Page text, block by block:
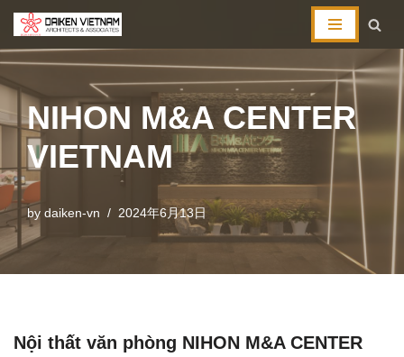
コ
ン
テ
ツ
ス
キ
ッ
プ
NIHON M&A CENTER
VIETNAM
by daiken-vn 2024年6月13日
Nội thất văn phòng NIHON M&A CENTER